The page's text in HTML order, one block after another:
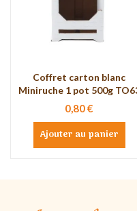
Coffret carton blanc
Miniruche 1 pot 500g
0,80 €
Ajouter au panier